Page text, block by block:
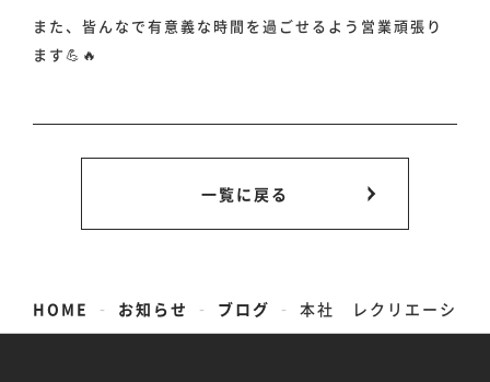
また、皆んなで有意義な時間を過ごせるよう営業頑張り
ます💪🔥
一覧に戻る
HOME - お知らせ - ブログ - 本社 レクリエーション